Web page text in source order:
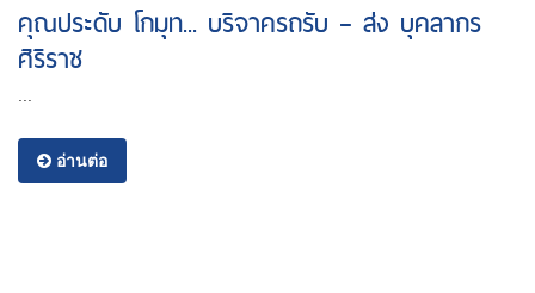
คุณประดับ โกมุท... บริจาครถรับ – ส่ง บุคลากร
ศิริราช
อ่านต่อ